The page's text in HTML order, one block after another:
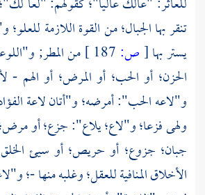
تنقر بها الجبال؛ من القوة اللازمة للعلو؛
يستر بها[ص:
من المطر;
الحزن؛ أو الحب؛ أو المرض؛ أو الهم -
و"لاعه الحب": أمرضه؛ و"أتان لاعة
ولهى فزعا؛ و"لاع؛ يلاع": جزع؛ أو
جبان؛ جزوع؛ أو حريص؛ أو سيئ
الأخلاق المنافية للعقل؛ وغلبه منها -؛